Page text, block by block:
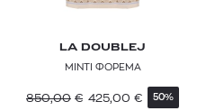
TED BAKER
THE ANDAMANE
LA DOUBLEJ
ΜΙΝΤΙ ΦΟΡΕΜΑ
850,00 € 425,00 € 50%